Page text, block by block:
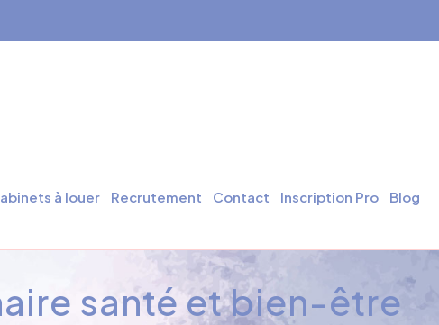
à louer Recrutement Contact Inscription Pro Blog
santé et bien-être